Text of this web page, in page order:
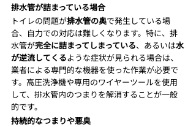
排水管が詰まっている場合
トイレの問題が排水管の奥で発生している場
合、自力での対応は難しくなります。特に、排
水管が完全に詰まってしまっている、あるいは水
が逆流してくるような症状が見られる場合は、
業者による専門的な機器を使った作業が必要で
す。高圧洗浄機や専用のワイヤーツールを使用
して、排水管内のつまりを解消することが一般
的です。
持続的なつまりや悪臭